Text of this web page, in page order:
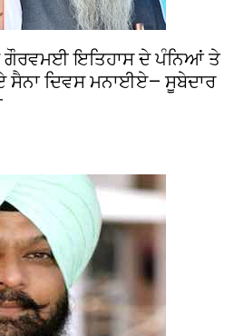
ਗੌਰਵਮਈ ਇਤਿਹਾਸ ਦੇ ਪੰਨਿਆਂ ਤੇ
ਸੈਨਾ ਦਿਵਸ ਮਨਾਈਏ— ਸੂਬੇਦਾਰ